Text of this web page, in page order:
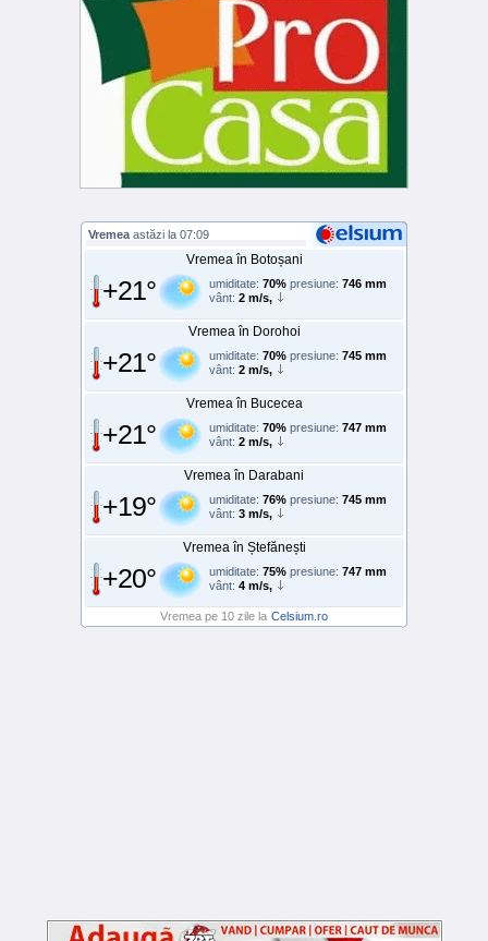
Vremea astăzi la 07:09
Vremea în Botoșani
+21° umiditate: 70% presiune: 746 mm
vânt: 2 m/s,
Vremea în Dorohoi
+21° umiditate: 70% presiune: 745 mm
vânt: 2 m/s,
Vremea în Bucecea
+21° umiditate: 70% presiune: 747 mm
vânt: 2 m/s,
Vremea în Darabani
+19° umiditate: 76% presiune: 745 mm
vânt: 3 m/s,
Vremea în Ștefănești
+20° umiditate: 75% presiune: 747 mm
vânt: 4 m/s,
Vremea pe 10 zile la Celsium.ro